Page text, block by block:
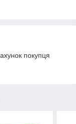
покупця